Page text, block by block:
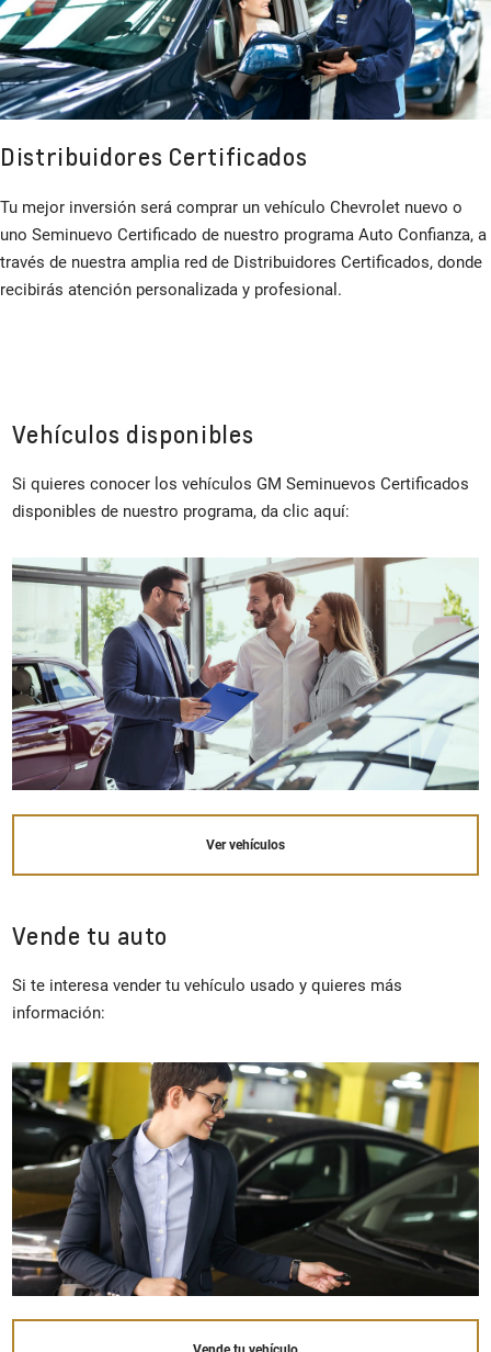
Distribuidores Certificados
Tu mejor inversión será comprar un vehículo Chevrolet nuevo o
uno Seminuevo Certificado de nuestro programa Auto Confianza, a
través de nuestra amplia red de Distribuidores Certificados, donde
recibirás atención personalizada y profesional.
Vehículos disponibles
Si quieres conocer los vehículos GM Seminuevos Certificados
disponibles de nuestro programa, da clic aquí:
Ver vehículos
Vende tu auto
Si te interesa vender tu vehículo usado y quieres más
información: